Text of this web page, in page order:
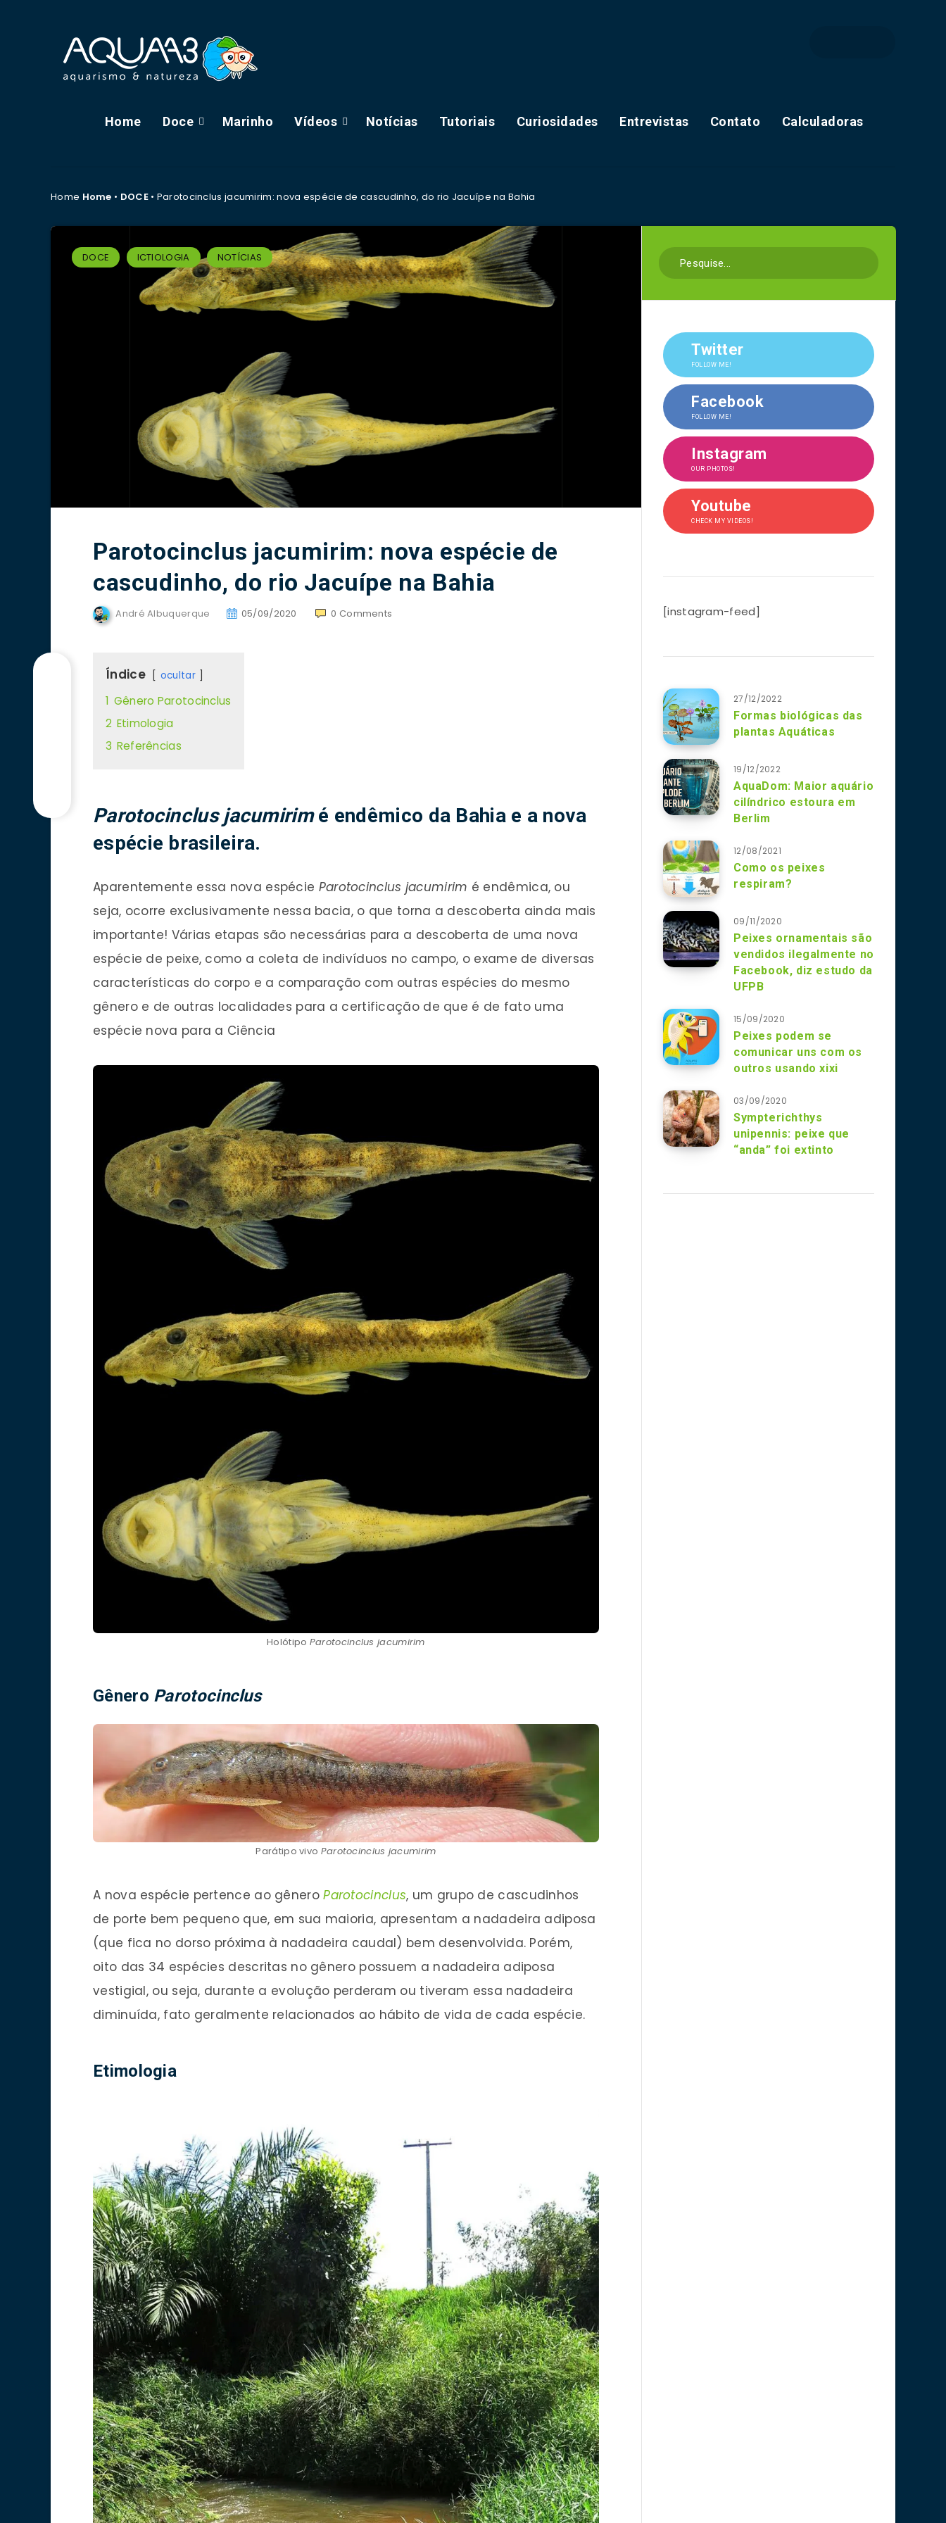
Home Doce Marinho Vídeos Notícias Tutoriais Curiosidades Entrevistas Contato Calculadoras
Home Home • DOCE• Parotocinclus jacumirim: nova espécie de cascudinho, do rio Jacuípe na Bahia
DOCE ICTIOLOGIA NOTÍCIAS
Parotocinclus jacumirim: nova espécie de
cascudinho, do rio Jacuípe na Bahia
André Albuquerque 05/09/2020 0 Comments
Índice ocultar
1 Gênero Parotocinclus
2 Etimologia
3 Referências
Parotocinclus jacumirimé endêmico da Bahia e a nova
espécie brasileira.
Aparentemente essa nova espécie Parotocinclus jacumirim é endêmica, ou
seja, ocorre exclusivamente nessa bacia, o que torna a descoberta ainda mais
importante! Várias etapas são necessárias para a descoberta de uma nova
espécie de peixe, como a coleta de indivíduos no campo, o exame de diversas
características do corpo e a comparação com outras espécies do mesmo
gênero e de outras localidades para a certificação de que é de fato uma
espécie nova para a Ciência
Holótipo Parotocinclus jacumirim
Gênero Parotocinclus
Parátipo vivo Parotocinclus jacumirim
A nova espécie pertence ao gêneroParotocinclus, um grupo de cascudinhos
de porte bem pequeno que, em sua maioria, apresentam a nadadeira adiposa
(que fica no dorso próxima à nadadeira caudal) bem desenvolvida. Porém,
oito das 34 espécies descritas no gênero possuem a nadadeira adiposa
vestigial, ou seja, durante a evolução perderam ou tiveram essa nadadeira
diminuída, fato geralmente relacionados ao hábito de vida de cada espécie.
Etimologia
Twitter
FOLLOW ME!
Facebook
FOLLOW ME!
Instagram
OUR PHOTOS!
Youtube
CHECK MY VIDEOS!
[instagram-feed]
27/12/2022
Formas biológicas das
plantas Aquáticas
19/12/2022
AquaDom: Maior aquário
cilíndrico estoura em
Berlim
12/08/2021
Como os peixes
respiram?
09/11/2020
Peixes ornamentais são
vendidos ilegalmente no
Facebook, diz estudo da
UFPB
15/09/2020
Peixes podem se
comunicar uns com os
outros usando xixi
03/09/2020
Sympterichthys
unipennis: peixe que
“anda” foi extinto